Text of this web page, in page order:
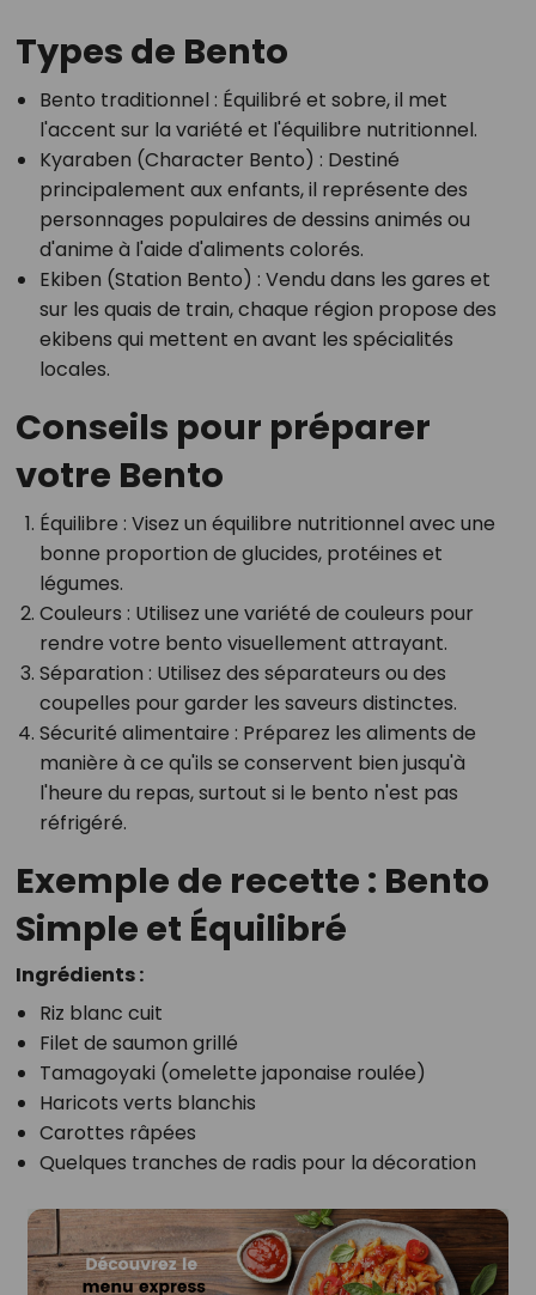
Types de Bento
Bento traditionnel : Équilibré et sobre, il met
l'accent sur la variété et l'équilibre nutritionnel.
Kyaraben (Character Bento) : Destiné
principalement aux enfants, il représente des
personnages populaires de dessins animés ou
d'anime à l'aide d'aliments colorés.
Ekiben (Station Bento) : Vendu dans les gares et
sur les quais de train, chaque région propose des
ekibens qui mettent en avant les spécialités
locales.
Conseils pour préparer
votre Bento
Équilibre : Visez un équilibre nutritionnel avec une
bonne proportion de glucides, protéines et
légumes.
Couleurs : Utilisez une variété de couleurs pour
rendre votre bento visuellement attrayant.
Séparation : Utilisez des séparateurs ou des
coupelles pour garder les saveurs distinctes.
Sécurité alimentaire : Préparez les aliments de
manière à ce qu'ils se conservent bien jusqu'à
l'heure du repas, surtout si le bento n'est pas
réfrigéré.
Exemple de recette : Bento
Simple et Équilibré
Ingrédients :
Riz blanc cuit
Filet de saumon grillé
Tamagoyaki (omelette japonaise roulée)
Haricots verts blanchis
Carottes râpées
Quelques tranches de radis pour la décoration